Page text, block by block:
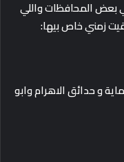
بعض المحافظات واللي
زمني خاص بيها:
و حدائق الاهرام وابو